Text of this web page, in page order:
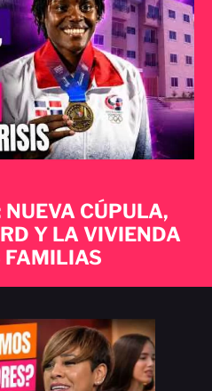
NUEVA CÚPULA,
Y LA VIVIENDA
FAMILIAS